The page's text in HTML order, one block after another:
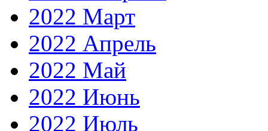
2022 Март
2022 Апрель
2022 Май
2022 Июнь
2022 Июль